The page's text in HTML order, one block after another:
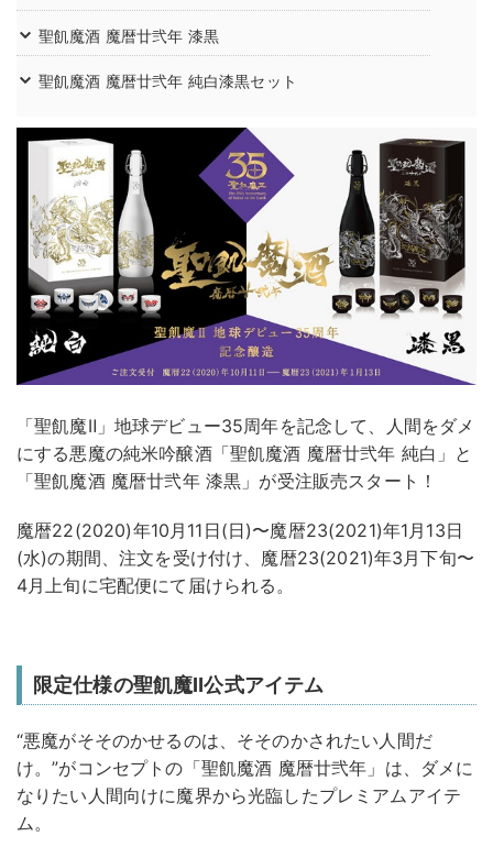
聖飢魔酒 魔暦廿弐年 漆黒
聖飢魔酒 魔暦廿弐年 純白漆黒セット
「聖飢魔Ⅱ」地球デビュー35周年を記念して、人間をダメ
にする悪魔の純米吟醸酒「聖飢魔酒 魔暦廿弐年 純白」と
「聖飢魔酒 魔暦廿弐年 漆黒」が受注販売スタート！
魔暦22(2020)年10月11日(日)〜魔暦23(2021)年1月13日
(水)の期間、注文を受け付け、魔暦23(2021)年3月下旬〜
4月上旬に宅配便にて届けられる。
限定仕様の聖飢魔Ⅱ公式アイテム
“悪魔がそそのかせるのは、そそのかされたい人間だ
け。”がコンセプトの「聖飢魔酒 魔暦廿弐年」は、ダメに
なりたい人間向けに魔界から光臨したプレミアムアイテ
ム。